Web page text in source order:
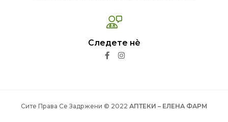
Следете нѐ
Сите Права Се Задржени © 2022 АПТЕКИ – ЕЛЕНА ФАРМ